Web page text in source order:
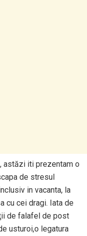
astăzi iti prezentam o
de stresul
in vacanta, la
cu cei dragi. Iata de
de falafel de post
usturoi,o legatura